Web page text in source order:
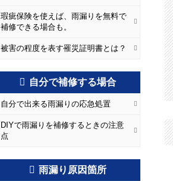
瑕疵保険を使えば、雨漏りを無料で
補修できる場合も。
被害の程度を表す罹災証明書とは？
自分で補修する場合
自分で出来る雨漏りの応急処置
DIYで雨漏りを補修するときの注意
点
雨漏り原因箇所